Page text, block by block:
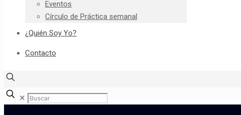
Eventos
Círculo de Práctica semanal
¿Quién Soy Yo?
Contacto
✕